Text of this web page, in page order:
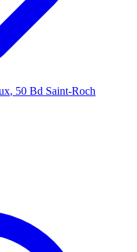
, 50 Bd Saint-Roch